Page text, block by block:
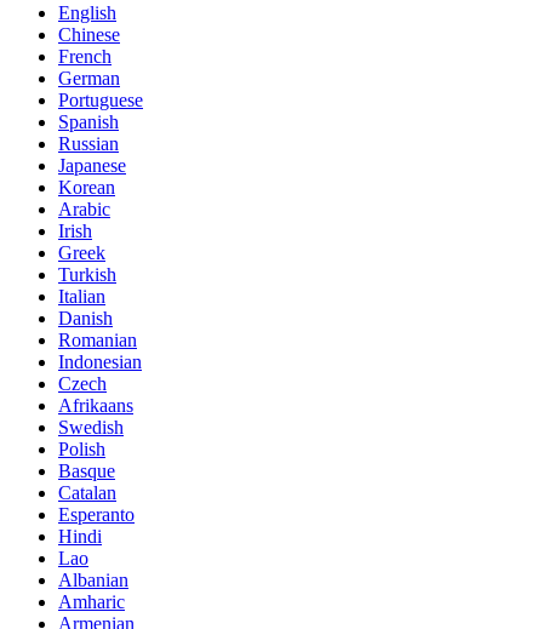
English
Chinese
French
German
Portuguese
Spanish
Russian
Japanese
Korean
Arabic
Irish
Greek
Turkish
Italian
Danish
Romanian
Indonesian
Czech
Afrikaans
Swedish
Polish
Basque
Catalan
Esperanto
Hindi
Lao
Albanian
Amharic
Armenian